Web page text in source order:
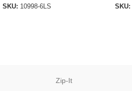
SKU: 10998-6LS SKU:
Zip-It